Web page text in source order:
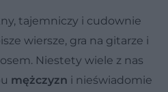
tajemniczy i cudownie
wiersze, gra na gitarze i
Niestety wiele z nas
mężczyzn i nieświadomie